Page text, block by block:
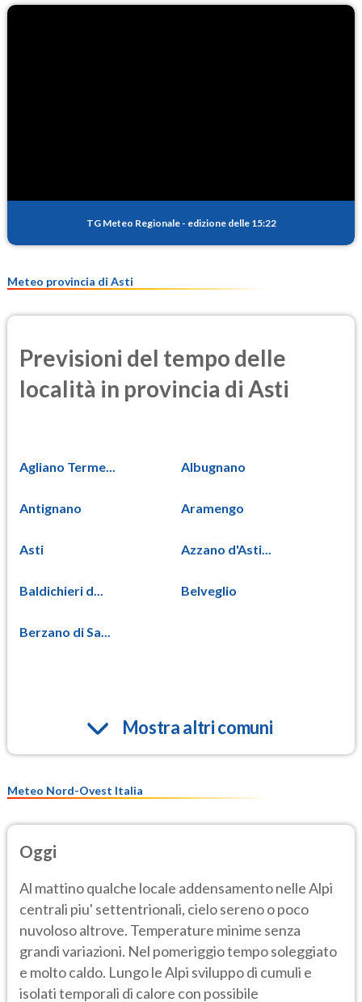
PM25
TG Meteo Regionale - edizione delle 15:22
Meteo provincia di Asti
Previsioni del tempo delle
località in provincia di Asti
Agliano Terme... Albugnano
Antignano Aramengo
Asti Azzano d'Asti...
Baldichieri d... Belveglio
Berzano di Sa...
Mostra altri comuni
Meteo Nord-Ovest Italia
Oggi
Al mattino qualche locale addensamento nelle Alpi
centrali piu' settentrionali, cielo sereno o poco
nuvoloso altrove. Temperature minime senza
grandi variazioni. Nel pomeriggio tempo soleggiato
e molto caldo. Lungo le Alpi sviluppo di cumuli e
isolati temporali di calore con possibile